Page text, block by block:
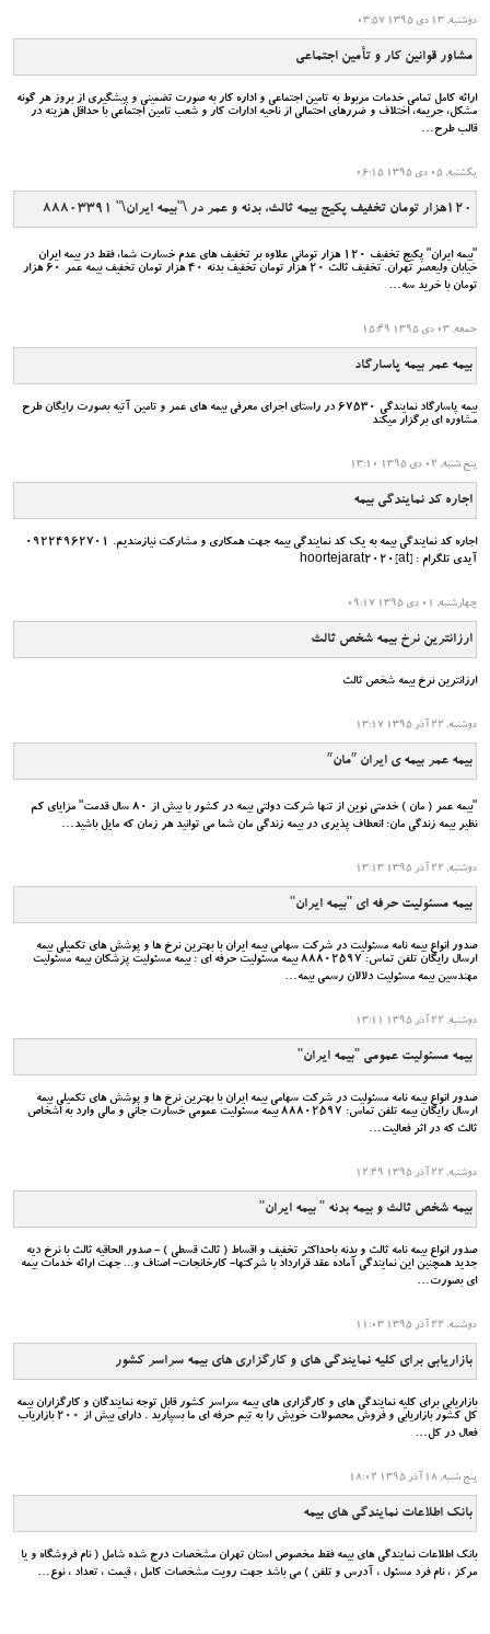
دوشنبه, 13 دی 1395 03:57
مشاور قوانین کار و تأمین اجتماعی
ارائه کامل تمامی خدمات مربوط به تامین اجتماعی و اداره کار به صورت تضمینی و پیشگیری از بروز هر گونه
مشکل، جریمه، اختلاف و ضررهای احتمالی از ناحیه ادارات کار و شعب تامین اجتماعی با حداقل هزینه در
قالب طرح…
یکشنبه, 05 دی 1395 06:15
120هزار تومان تخفیف پکیج بیمه ثالث، بدنه و عمر در \"بیمه ایران\" 88803391
"بیمه ایران" پکیج تخفیف 120 هزار تومانی علاوه بر تخفیف های عدم خسارت شما، فقط در بیمه ایران
خیابان ولیعصر تهران. تخفیف ثالث 20 هزار تومان تخفیف بدنه 40 هزار تومان تخفیف بیمه عمر 60 هزار
تومان با خرید سه…
جمعه, 03 دی 1395 15:49
بیمه عمر بیمه پاسارگاد
بیمه پاسارگاد نمایندگی 67530 در راستای اجرای معرفی بیمه های عمر و تامین آتیه بصورت رایگان طرح
مشاوره ای برگزار میکند
پنج شنبه, 02 دی 1395 13:10
اجاره کد نمایندگی بیمه
اجاره کد نمایندگی بیمه به یک کد نمایندگی بیمه جهت همکاری و مشارکت نیازمندیم. 09224962701
آیدی تلگرام : [at]hoortejarat2020
چهارشنبه, 01 دی 1395 09:17
ارزانترین نرخ بیمه شخص ثالث
ارزانترین نرخ بیمه شخص ثالث
دوشنبه, 22 آذر 1395 13:17
بیمه عمر بیمه ی ایران ″مان″
"بيمه عمر ( مان ) خدمتي نوين از تنها شركت دولتي بيمه در كشور با بيش از ٨٠ سال قدمت" مزایای کم
نظیر بیمه زندگی مان: انعطاف پذیری در بیمه زندگی مان شما می توانید هر زمان که مایل باشید…
دوشنبه, 22 آذر 1395 13:13
بیمه مسئولیت حرفه ای "بیمه ایران"
صدور انواع بیمه نامه مسئولیت در شرکت سهامی بیمه ایران با بهترین نرخ ها و پوشش های تکمیلی بیمه
ارسال رایگان تلفن تماس: 88802597 بیمه مسئولیت حرفه ای : بیمه مسئولیت پزشکان بیمه مسئولیت
مهندسین بیمه مسئولیت دلالان رسمی بیمه…
دوشنبه, 22 آذر 1395 13:11
بیمه مسئولیت عمومی "بیمه ایران"
صدور انواع بیمه نامه مسئولیت در شرکت سهامی بیمه ایران با بهترین نرخ ها و پوشش های تکمیلی بیمه
ارسال رایگان بیمه تلفن تماس: 88802597 بیمه مسئولیت عمومی خسارت جانی و مالی وارد به اشخاص
ثالث که در اثر فعالیت…
دوشنبه, 22 آذر 1395 12:49
بیمه شخص ثالث و بیمه بدنه " بیمه ایران"
صدور انواع بيمه نامه ثالث و بدنه باحداکثر تخفيف و اقساط ( ثالث قسطي ) - صدور الحاقيه ثالث با نرخ ديه
جديد همچنين اين نمايندگي آماده عقد قرارداد با شرکتها- کارخانجات- اصناف و... جهت ارائه خدمات بيمه
اي بصورت…
دوشنبه, 22 آذر 1395 11:03
بازاریابی برای کلیه نمایندگی های و کارگزاری های بیمه سراسر کشور
بازاریابی برای کلیه نمایندگی های و کارگزاری های بیمه سراسر کشور قابل توجه نمایندگان و کارگزاران بیمه
کل کشور بازاریابی و فروش محصولات خویش را به تیم حرفه ای ما بسپارید . دارای بیش از 200 بازاریاب
فعال در کل…
پنج شنبه, 18 آذر 1395 18:02
بانک اطلاعات نمایندگی های بیمه
بانک اطلاعات نمایندگی های بیمه فقط مخصوص استان تهران مشخصات درج شده شامل ( نام فروشگاه و یا
مرکز ، نام فرد مسئول ، آدرس و تلفن ) می باشد جهت رویت مشخصات کامل ، قیمت ، تعداد ، نوع…